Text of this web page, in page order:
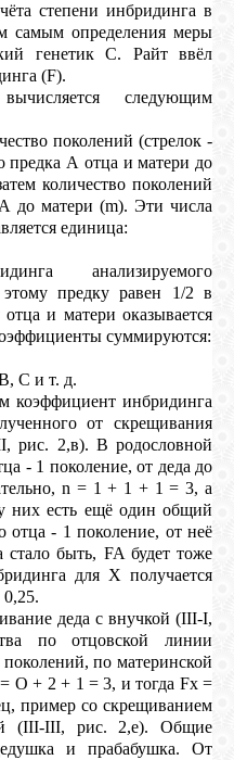
степени инбридинга в
самым определения меры
генетик С. Райт ввёл
(F).
следующим
поколений (стрелок -
предка А отца и матери до
количество поколений
до матери (m). Эти числа
единица:
анализируемого
предку равен 1/2 в
и матери оказывается
суммируются:
С и т. д.
коэффициент инбридинга
от скрещивания
рис. 2,в). В родословной
- 1 поколение, от деда до
n = 1 + 1 + 1 = 3, а
них есть ещё один общий
отца - 1 поколение, от неё
быть, FA будет тоже
для Х получается
деда с внучкой (III-I,
по отцовской линии
по материнской
О + 2 + 1 = 3, и тогда Fx =
пример со скрещиванием
(III-III, рис. 2,е). Общие
и прабабушка. От